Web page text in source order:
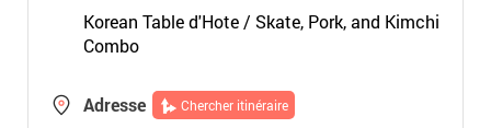
Korean Table d'Hote / Skate, Pork, and Kimchi
Combo
Adresse Chercher itinéraire